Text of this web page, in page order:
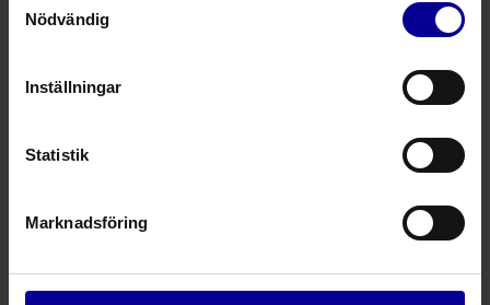
Nödvändig
Inställningar
Statistik
Marknadsföring
30-34
c Vadens bredaste punkt ≤ 60